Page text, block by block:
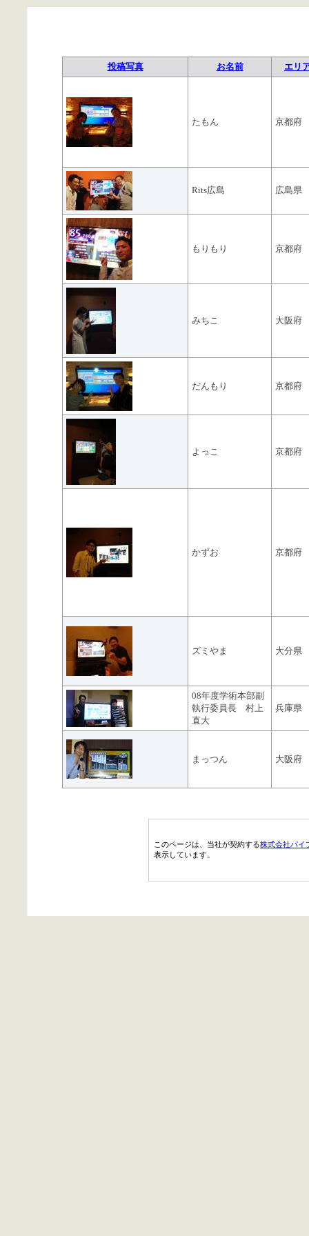
投稿写真 お名前 エリ
たもん 京都府
Rits広島 広島県
もりもり 京都府
みちこ 大阪府
だんもり 京都府
よっこ 京都府
かずお 京都府
ズミやま 大分県
08年度学術本部副
執行委員長 村上
直大
兵庫県
まっつん 大阪府
このページは、当社が契約する株式会社パイ
表示しています。